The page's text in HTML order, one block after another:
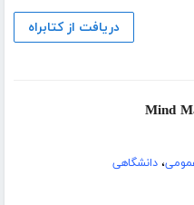
دریافت از کتابراه
،دانشگاهی